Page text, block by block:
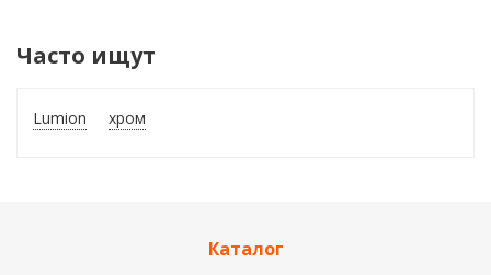
Часто ищут
Lumion хром
Каталог